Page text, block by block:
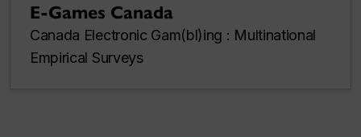
E-Games Canada
Canada Electronic Gam(bl)ing : Multinational
Empirical Surveys